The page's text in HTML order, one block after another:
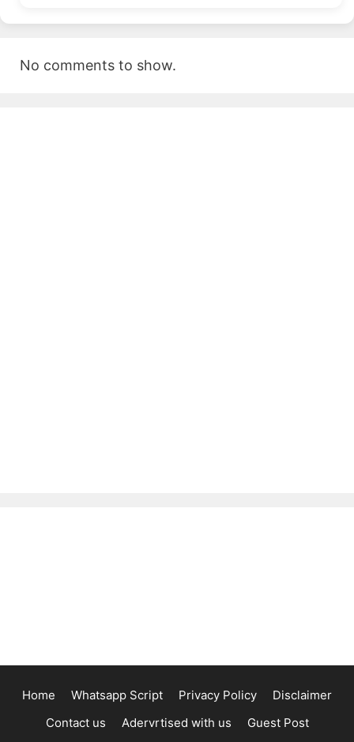
No comments to show.
Home Whatsapp Script Privacy Policy
Disclaimer
Contact us
Adervrtised with us Guest Post